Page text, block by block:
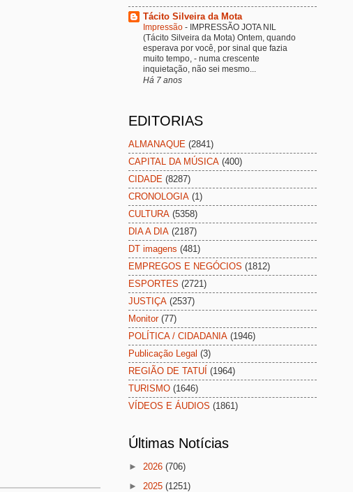
Tácito Silveira da Mota
Impressão - IMPRESSÃO JOTA NIL
(Tácito Silveira da Mota) Ontem, quando
esperava por você, por sinal que fazia
muito tempo, - numa crescente
inquietação, não sei mesmo...
Há 7 anos
EDITORIAS
ALMANAQUE (2841)
CAPITAL DA MÚSICA (400)
CIDADE (8287)
CRONOLOGIA (1)
CULTURA (5358)
DIA A DIA (2187)
DT imagens (481)
EMPREGOS E NEGÓCIOS (1812)
ESPORTES (2721)
JUSTIÇA (2537)
Monitor (77)
POLÍTICA / CIDADANIA (1946)
Publicação Legal (3)
REGIÃO DE TATUÍ (1964)
TURISMO (1646)
VÍDEOS E ÁUDIOS (1861)
Últimas Notícias
► 2026 (706)
► 2025 (1251)